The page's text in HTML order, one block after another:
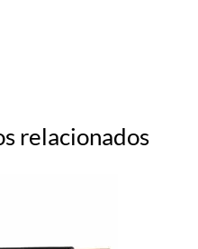
relacionados